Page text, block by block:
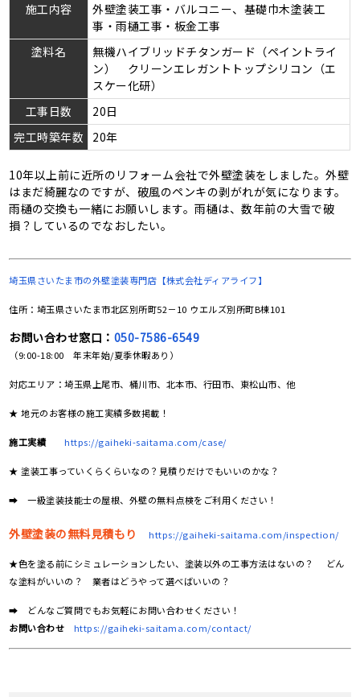
施工内容
外壁塗装工事・バルコニー、基礎巾木塗装工
事・雨樋工事・板金工事
塗料名
無機ハイブリッドチタンガード（ペイントライ
ン） クリーンエレガントトップシリコン（エ
スケー化研）
工事日数
20日
完工時築年数
20年
10年以上前に近所のリフォーム会社で外壁塗装をしました。外壁
はまだ綺麗なのですが、破風のペンキの剥がれが気になります。
雨樋の交換も一緒にお願いします。雨樋は、数年前の大雪で破
損？しているのでなおしたい。
埼玉県さいたま市の外壁塗装専門店【株式会社ディアライフ】
住所：埼玉県さいたま市北区別所町52－10 ウエルズ別所町B棟101
お問い合わせ窓口： 050-7586-6549
（9:00-18:00 年末年始/夏季休暇あり）
対応エリア：埼玉県上尾市、桶川市、北本市、行田市、東松山市、他
★ 地元のお客様の施工実績多数掲載！
施工実績 https://gaiheki-saitama.com/case/
★ 塗装工事っていくらくらいなの？見積りだけでもいいのかな？
➡ 一級塗装技能士の屋根、外壁の無料点検をご利用ください！
外壁塗装の無料見積もり https://gaiheki-saitama.com/inspection/
★色を塗る前にシミュレーションしたい、塗装以外の工事方法はないの？ どん
な塗料がいいの？ 業者はどうやって選べばいいの？
➡ どんなご質問でもお気軽にお問い合わせください！
お問い合わせ
https://gaiheki-saitama.com/contact/